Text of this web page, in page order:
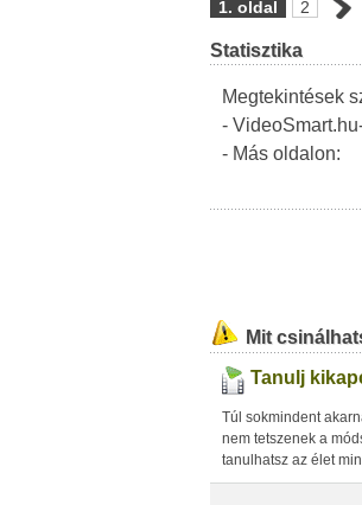
1. oldal 2
Statisztika
Megtekintések
-
- Más oldalon:
Mit
Tanulj
Túl sokmindent
nem tetszenek a
tanulhatsz az élet